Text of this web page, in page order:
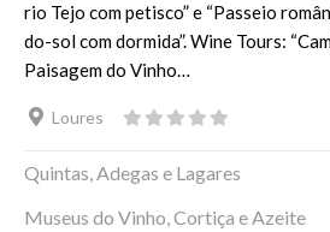
rio Tejo com petisco” e “Passeio
do-sol com dormida”. Wine Tours:
Paisagem do Vinho…
Loures
Quintas, Adegas e Lagares
Museus do Vinho, Cortiça e Azeite